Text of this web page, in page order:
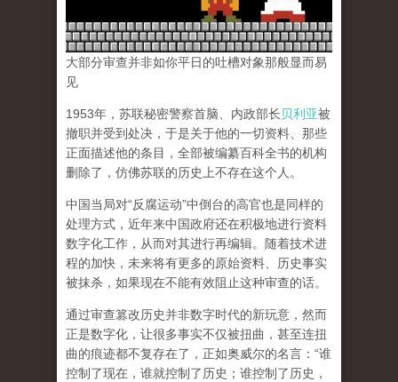
大部分审查并非如你平日的吐槽对象那般显而易
见
1953年，苏联秘密警察首脑、内政部长贝利亚被
撤职并受到处决，于是关于他的一切资料、那些
正面描述他的条目，全部被编纂百科全书的机构
删除了，仿佛苏联的历史上不存在这个人。
中国当局对“反腐运动”中倒台的高官也是同样的
处理方式，近年来中国政府还在积极地进行资料
数字化工作，从而对其进行再编辑。随着技术进
程的加快，未来将有更多的原始资料、历史事实
被抹杀，如果现在不能有效阻止这种审查的话。
通过审查篡改历史并非数字时代的新玩意，然而
正是数字化，让很多事实不仅被扭曲，甚至连扭
曲的痕迹都不复存在了，正如奥威尔的名言：“谁
控制了现在，谁就控制了历史；谁控制了历史，